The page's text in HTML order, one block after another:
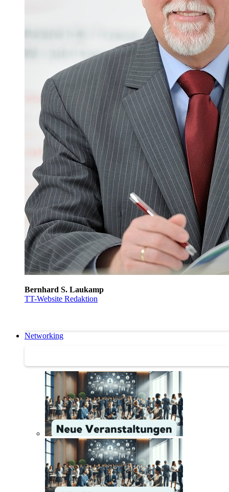
Bernhard S. Laukamp
TT-Website Redaktion
Networking